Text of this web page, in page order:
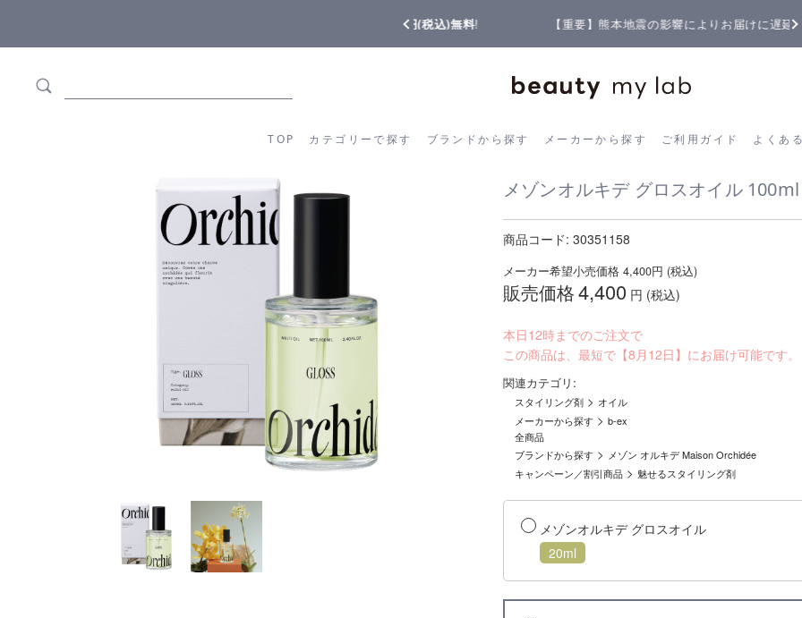
【重要】熊本地震の影響によりお届けに遅延が生じております
TOP カテゴリーで探す ブランドから探す メーカーから探す ご利用ガイド よくあ
カテゴリーから探す ブランドから探す メーカーから探す ご利用ガイド よ
メゾンオルキデ グロスオイル 100ml
商品コード: 30351158
メーカー希望小売価格 4,400円 (税込)
販売価格4,400 円 (税込)
本日12時までのご注文で
この商品は、最短で【8月12日】にお届け可能です。
関連カテゴリ:
スタイリング剤 > オイル
メーカーから探す >b-ex
全商品
ブランドから探す > メゾン オルキデ Maison Orchidée
キャンペーン／割引商品 > 魅せるスタイリング剤
メゾンオルキデ グロスオイル
20ml